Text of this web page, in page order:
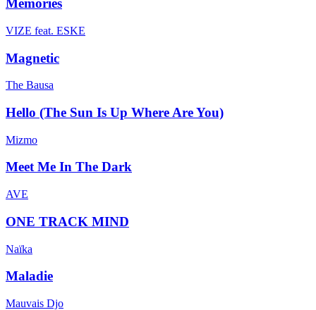
Memories
VIZE feat. ESKE
Magnetic
The Bausa
Hello (The Sun Is Up Where Are You)
Mizmo
Meet Me In The Dark
AVE
ONE TRACK MIND
Naïka
Maladie
Mauvais Djo